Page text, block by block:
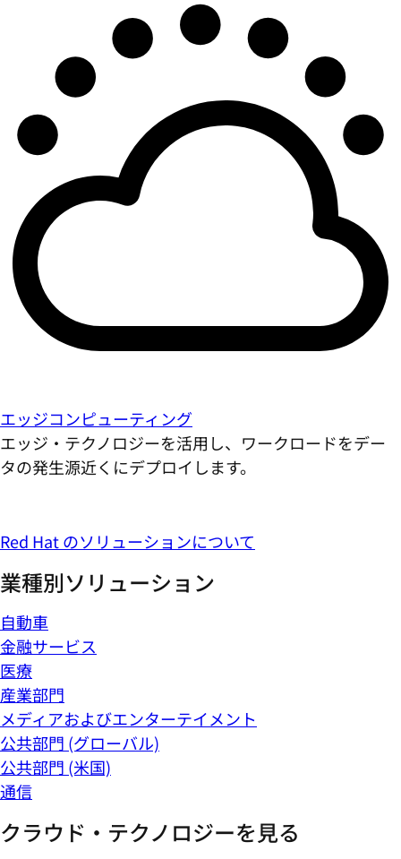
エッジコンピューティング
エッジ・テクノロジーを活用し、ワークロードをデー
タの発生源近くにデプロイします。
Red Hat のソリューションについて
業種別ソリューション
自動車
金融サービス
医療
産業部門
メディアおよびエンターテイメント
公共部門 (グローバル)
公共部門 (米国)
通信
クラウド・テクノロジーを見る